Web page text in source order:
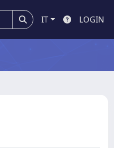
IT LOGIN